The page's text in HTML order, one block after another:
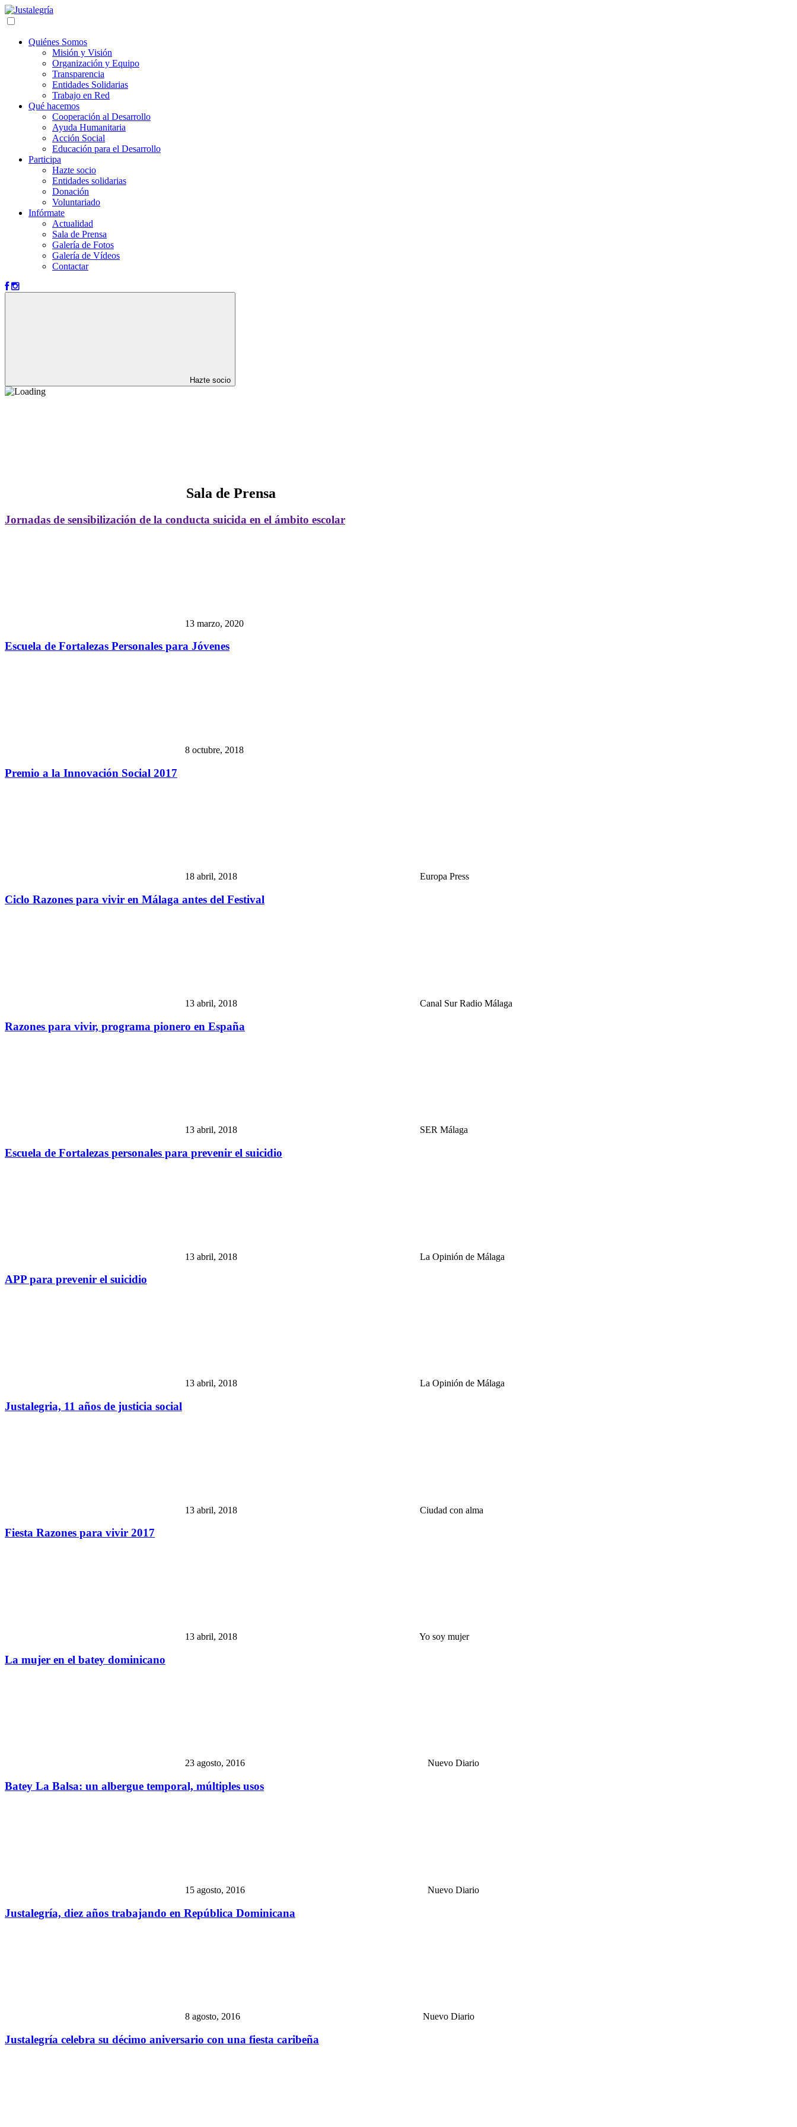
Quiénes Somos
Misión y Visión
Organización y Equipo
Transparencia
Entidades Solidarias
Trabajo en Red
Qué hacemos
Cooperación al Desarrollo
Ayuda Humanitaria
Acción Social
Educación para el Desarrollo
Participa
Hazte socio
Entidades solidarias
Donación
Voluntariado
Infórmate
Actualidad
Sala de Prensa
Galería de Fotos
Galería de Vídeos
Contactar
Hazte socio
Sala de Prensa
Jornadas de sensibilización de la conducta suicida en el ámbito escolar
13 marzo, 2020
Escuela de Fortalezas Personales para Jóvenes
8 octubre, 2018
Premio a la Innovación Social 2017
18 abril, 2018 Europa Press
Ciclo Razones para vivir en Málaga antes del Festival
13 abril, 2018 Canal Sur Radio Málaga
Razones para vivir, programa pionero en España
13 abril, 2018 SER Málaga
Escuela de Fortalezas personales para prevenir el suicidio
13 abril, 2018 La Opinión de Málaga
APP para prevenir el suicidio
13 abril, 2018 La Opinión de Málaga
Justalegria, 11 años de justicia social
13 abril, 2018 Ciudad con alma
Fiesta Razones para vivir 2017
13 abril, 2018 Yo soy mujer
La mujer en el batey dominicano
23 agosto, 2016 Nuevo Diario
Batey La Balsa: un albergue temporal, múltiples usos
15 agosto, 2016 Nuevo Diario
Justalegría, diez años trabajando en República Dominicana
8 agosto, 2016 Nuevo Diario
Justalegría celebra su décimo aniversario con una fiesta caribeña